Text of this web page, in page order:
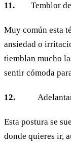
11. Temblor de
Muy común esta
ansiedad o
tiemblan mucho
sentir cómoda
12. Adelantar
Esta postura se
donde quieres ir,